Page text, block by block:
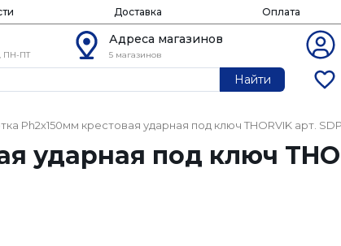
Доставка Оплата
ПН-ПТ
Адреса магазинов
5 магазинов
Найти
Ph2х150мм крестовая ударная под ключ THORVIK арт.
ударная под ключ